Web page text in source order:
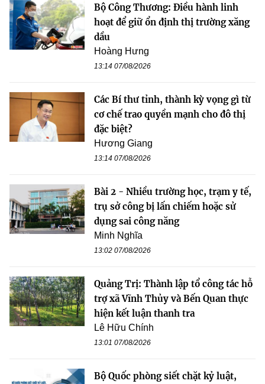
Bộ Công Thương: Điều hành linh
hoạt để giữ ổn định thị trường xăng
dầu
Hoàng Hưng
13:14 07/08/2026
Các Bí thư tỉnh, thành kỳ vọng gì từ
cơ chế trao quyền mạnh cho đô thị
đặc biệt?
Hương Giang
13:14 07/08/2026
Bài 2 - Nhiều trường học, trạm y tế,
trụ sở công bị lấn chiếm hoặc sử
dụng sai công năng
Minh Nghĩa
13:02 07/08/2026
Quảng Trị: Thành lập tổ công tác hỗ
trợ xã Vĩnh Thủy và Bến Quan thực
hiện kết luận thanh tra
Lê Hữu Chính
13:01 07/08/2026
Bộ Quốc phòng siết chặt kỷ luật,